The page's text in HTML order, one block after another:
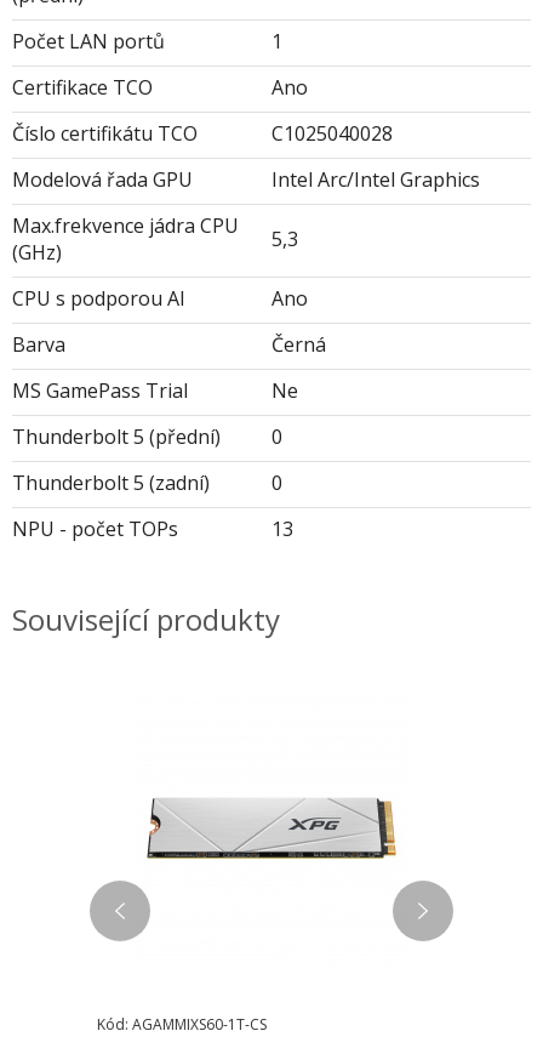
Počet LAN portů
1
Certifikace TCO
Ano
Číslo certifikátu TCO
C1025040028
Modelová řada GPU
Intel Arc/Intel Graphics
Max.frekvence jádra CPU
(GHz)
5,3
CPU s podporou AI
Ano
Barva
Černá
MS GamePass Trial
Ne
Thunderbolt 5 (přední)
0
Thunderbolt 5 (zadní)
0
NPU - počet TOPs
13
Související produkty
Kód: AGAMMIXS60-1T-CS